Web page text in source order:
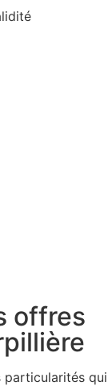
offres
particularités qui